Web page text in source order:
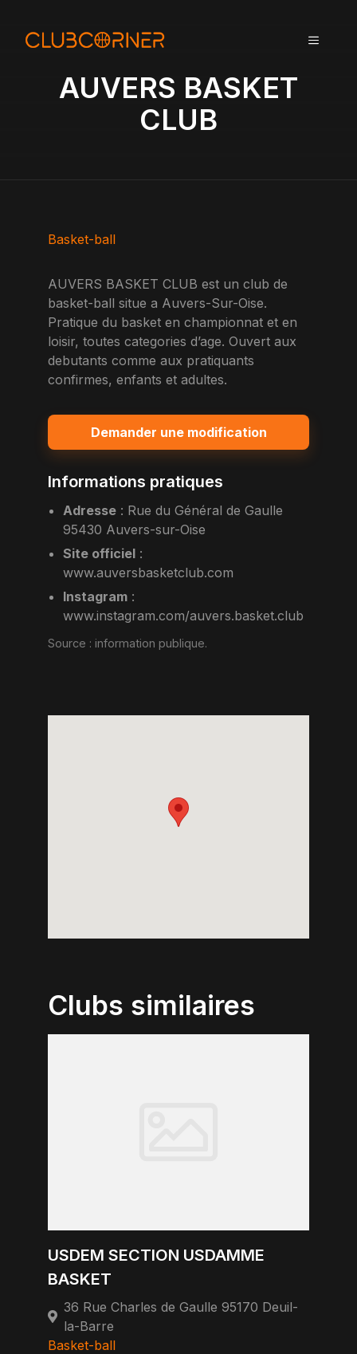
MENU
AUVERS BASKET
CLUB
Basket-ball
AUVERS BASKET CLUB est un club de
basket-ball situe a Auvers-Sur-Oise.
Pratique du basket en championnat et en
loisir, toutes categories d’age. Ouvert aux
debutants comme aux pratiquants
confirmes, enfants et adultes.
Demander une modification
Informations pratiques
Adresse : Rue du Général de Gaulle
95430 Auvers-sur-Oise
Site officiel :
www.auversbasketclub.com
Instagram :
www.instagram.com/auvers.basket.club
Source : information publique.
Clubs similaires
USDEM SECTION USDAMME
BASKET
36 Rue Charles de Gaulle 95170 Deuil-
la-Barre
Basket-ball